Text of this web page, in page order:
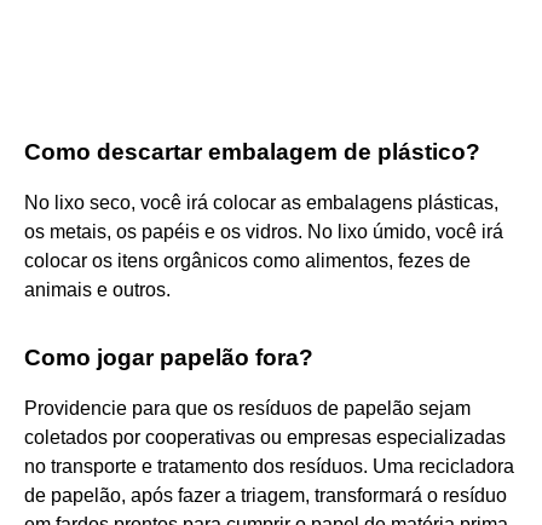
Como descartar embalagem de plástico?
No lixo seco, você irá colocar as embalagens plásticas,
os metais, os papéis e os vidros. No lixo úmido, você irá
colocar os itens orgânicos como alimentos, fezes de
animais e outros.
Como jogar papelão fora?
Providencie para que os resíduos de papelão sejam
coletados por cooperativas ou empresas especializadas
no transporte e tratamento dos resíduos. Uma recicladora
de papelão, após fazer a triagem, transformará o resíduo